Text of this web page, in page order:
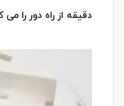
دقیقه از راه دور را می‌